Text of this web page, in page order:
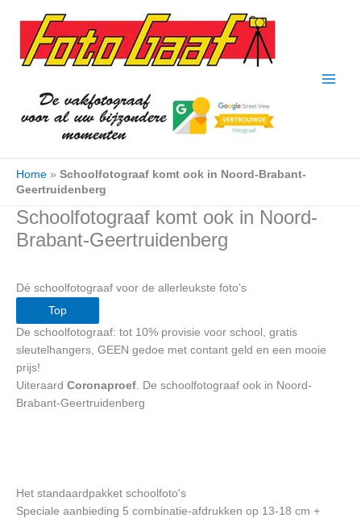
naar
inhoud
Home » Schoolfotograaf komt ook in Noord-Brabant-
Geertruidenberg
Schoolfotograaf komt ook in Noord-
Brabant-Geertruidenberg
Dé schoolfotograaf voor de allerleukste foto’s
Top
De schoolfotograaf: tot 10% provisie voor school, gratis
sleutelhangers, GEEN gedoe met contant geld en een mooie
prijs!
Uiteraard Coronaproef . De schoolfotograaf ook in Noord-
Brabant-Geertruidenberg
Het standaardpakket schoolfoto's
Speciale aanbieding 5 combinatie-afdrukken op 13-18 cm +